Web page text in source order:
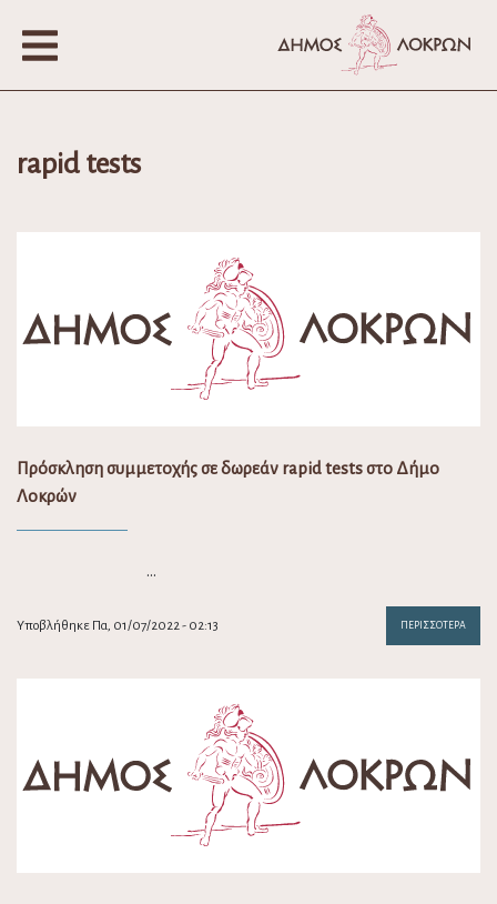
rapid tests
Πρόσκληση συμμετοχής σε δωρεάν rapid tests στο Δήμο
Λοκρών
…
Υποβλήθηκε Πα, 01/07/2022 - 02:13 ΠΕΡΙΣΣΌΤΕΡΑ